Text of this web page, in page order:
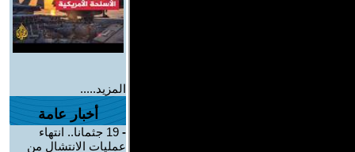
المزيد.....
أخبار عامة
-
19 جثمانا.. انتهاء
عمليات الانتشال من